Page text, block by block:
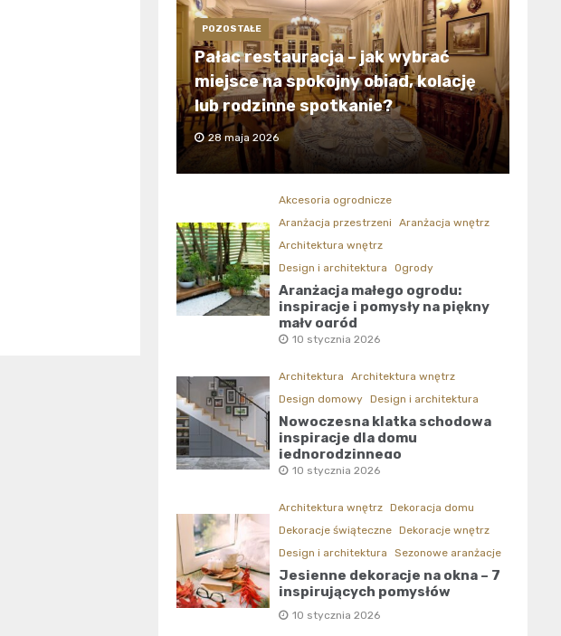
POZOSTAŁE
Pałac restauracja – jak wybrać
miejsce na spokojny obiad, kolację
lub rodzinne spotkanie?
28 maja 2026
Akcesoria ogrodnicze
Aranżacja przestrzeni
Aranżacja wnętrz
Architektura wnętrz
Design i architektura
Ogrody
Aranżacja małego ogrodu:
inspiracje i pomysły na piękny
mały ogród
10 stycznia 2026
Architektura
Architektura wnętrz
Design domowy Design i architektura
Nowoczesna klatka schodowa
inspiracje dla domu
jednorodzinnego
10 stycznia 2026
Architektura wnętrz Dekoracja domu
Dekoracje świąteczne Dekoracje wnętrz
Design i architektura
Sezonowe aranżacje
Jesienne dekoracje na okna – 7
inspirujących pomysłów
10 stycznia 2026